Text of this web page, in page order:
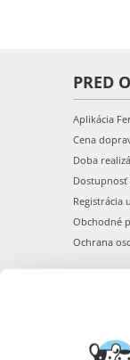
PRED
Aplikácia
Cena
Doba
Registrácia
Obchodné
Ochrana